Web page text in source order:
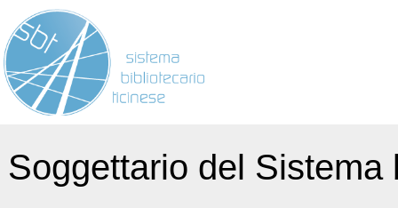
Soggettario del